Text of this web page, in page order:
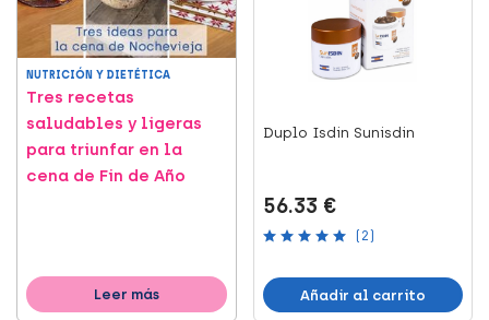
NUTRICIÓN Y DIETÉTICA
Tres recetas
saludables y ligeras
para triunfar en la
cena de Fin de Año
Leer más
Duplo Isdin Sunisdin
56.33 €
(2)
Añadir al carrito